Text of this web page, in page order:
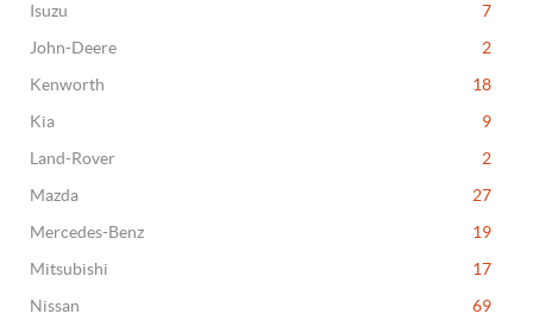
Isuzu
7
John-Deere
2
Kenworth
18
Kia
9
Land-Rover
2
Mazda
27
Mercedes-Benz
19
Mitsubishi
17
Nissan
69